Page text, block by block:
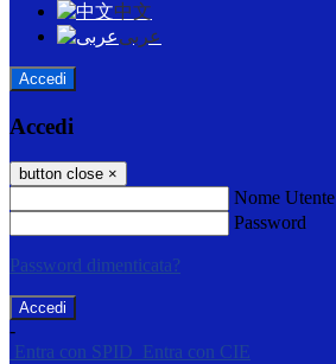
中文
عربى
Accedi
Accedi
button close ×
Nome Utente
Password
Password dimenticata?
-
Entra con SPID
Entra con CIE